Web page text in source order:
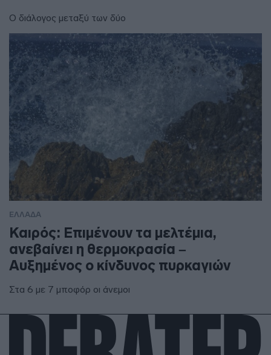
Ο διάλογος μεταξύ των δύο
ΕΛΛΑΔΑ
Καιρός: Επιμένουν τα μελτέμια,
ανεβαίνει η θερμοκρασία –
Αυξημένος ο κίνδυνος πυρκαγιών
Στα 6 με 7 μποφόρ οι άνεμοι